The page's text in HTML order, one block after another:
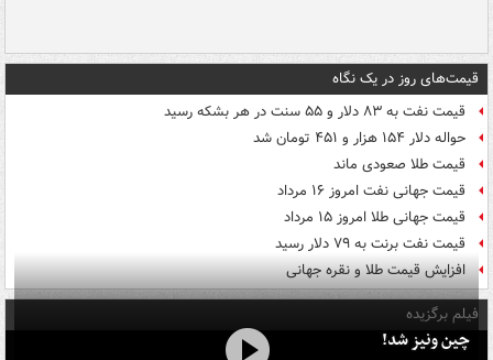
قیمت‌های روز در یک نگاه
قیمت نفت به ۸۳ دلار و ۵۵ سنت در هر بشکه رسید
حواله دلار ۱۵۴ هزار و ۴۵۱ تومان شد
قیمت طلا صعودی ماند
قیمت جهانی نفت امروز ۱۶ مرداد
قیمت جهانی طلا امروز ۱۵ مرداد
قیمت نفت برنت به ۷۹ دلار رسید
افزایش قیمت طلا و نقره جهانی
فیلم برگزیده
چین ونیز شد!